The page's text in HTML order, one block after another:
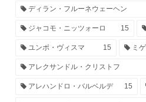
ディラン・フルーネウェーヘン
ジャコモ・ニッツォーロ 15
ユンボ・ヴィスマ 15 ミ
アレクサンドル・クリストフ
アレハンドロ・バルベルデ 15